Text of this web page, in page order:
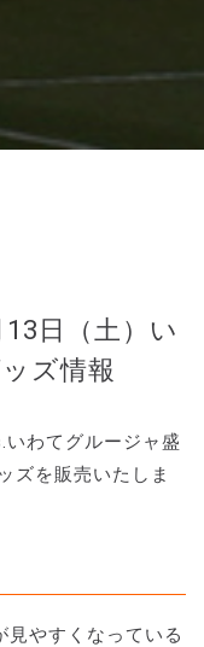
13日（土）い
ズ情報
わてグルージャ盛
ズを販売いたしま
やすくなっている